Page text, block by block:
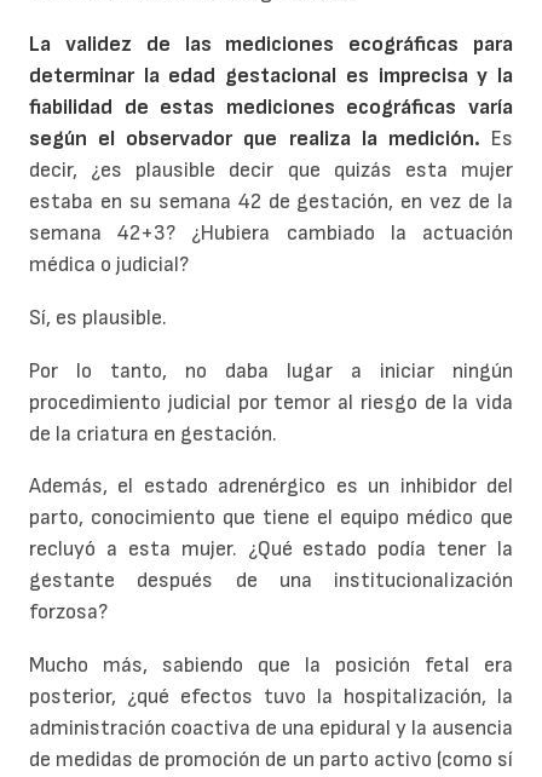
La validez de las mediciones ecográficas para
determinar la edad gestacional es imprecisa y la
fiabilidad de estas mediciones ecográficas varía
según el observador que realiza la medición. Es
decir, ¿es plausible decir que quizás esta mujer
estaba en su semana 42 de gestación, en vez de la
semana 42+3? ¿Hubiera cambiado la actuación
médica o judicial?
Sí, es plausible.
Por lo tanto, no daba lugar a iniciar ningún
procedimiento judicial por temor al riesgo de la vida
de la criatura en gestación.
Además, el estado adrenérgico es un inhibidor del
parto, conocimiento que tiene el equipo médico que
recluyó a esta mujer. ¿Qué estado podía tener la
gestante después de una institucionalización
forzosa?
Mucho más, sabiendo que la posición fetal era
posterior, ¿qué efectos tuvo la hospitalización, la
administración coactiva de una epidural y la ausencia
de medidas de promoción de un parto activo (como sí